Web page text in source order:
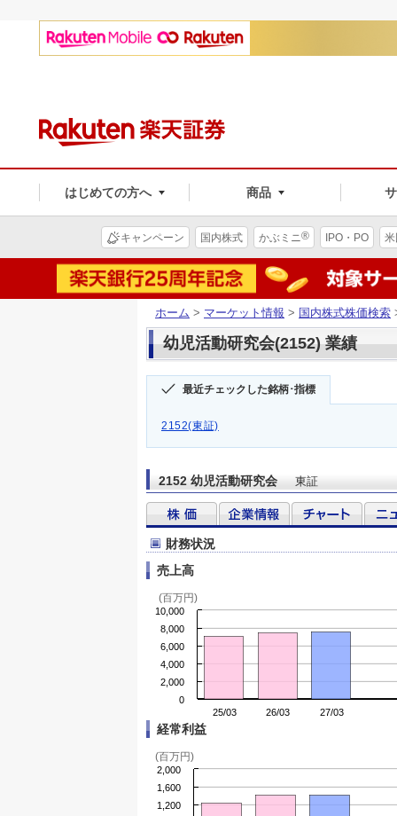
はじめての方へ 商品
キャンペーン 国内株式 かぶミニ® IPO・PO
ホーム > マーケット情報 > 国内株式株価検索
幼児活動研究会(2152) 業績
最近チェックした銘柄･指標
2152(東証)
2152 幼児活動研究会 東証